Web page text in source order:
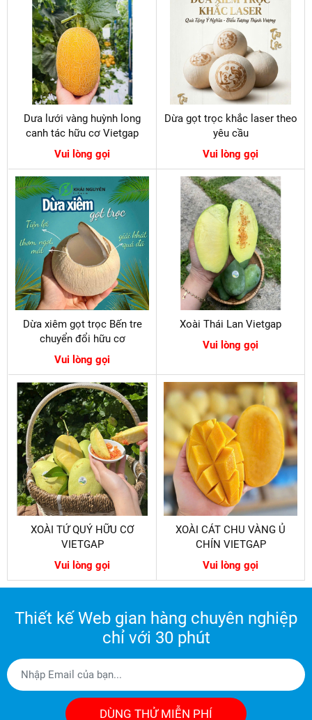
Dưa lưới vàng huỳnh long
canh tác hữu cơ Vietgap
Vui lòng gọi
Dừa gọt trọc khắc laser theo
yêu cầu
Vui lòng gọi
Dừa xiêm gọt trọc Bến tre
chuyển đổi hữu cơ
Vui lòng gọi
Xoài Thái Lan Vietgap
Vui lòng gọi
XOÀI TỨ QUÝ HỮU CƠ
VIETGAP
Vui lòng gọi
XOÀI CÁT CHU VÀNG Ủ
CHÍN VIETGAP
Vui lòng gọi
Thiết kế Web gian hàng chuyên nghiệp
chỉ với 30 phút
DÙNG THỬ MIỄN PHÍ